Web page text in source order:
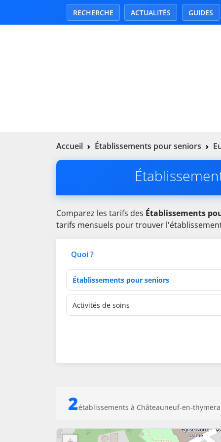
RECHERCHE ACTUALITÉS GUIDES
Accueil Établissements pour seniors
Comparez les tarifs des Établissements
tarifs mensuels pour trouver
Quoi ?
Type d'établissement
Activités de soins
2établissements à Châteauneuf-en-